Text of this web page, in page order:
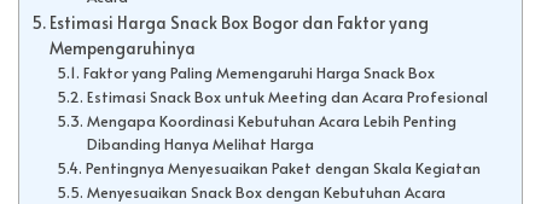
Estimasi Harga Snack Box Bogor dan Faktor yang
Mempengaruhinya
Faktor yang Paling Memengaruhi Harga Snack Box
Estimasi Snack Box untuk Meeting dan Acara Profesional
Mengapa Koordinasi Kebutuhan Acara Lebih Penting
Dibanding Hanya Melihat Harga
Pentingnya Menyesuaikan Paket dengan Skala Kegiatan
Menyesuaikan Snack Box dengan Kebutuhan Acara